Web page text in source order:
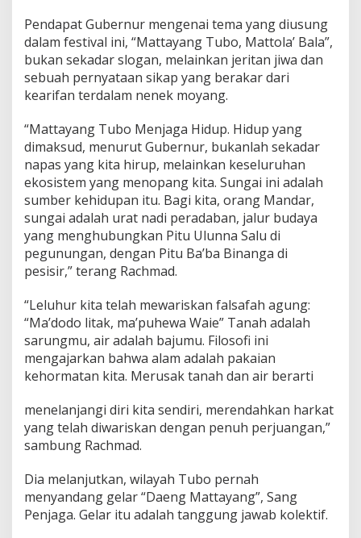
n
L
i
n
g
k
n
g
a
n
d
a
n
K
e
u
u
r
n
B
u
a
y
a
Pendapat Gubernur mengenai tema yang diusung
dalam festival ini, “Mattayang Tubo, Mattola’ Bala”,
bukan sekadar slogan, melainkan jeritan jiwa dan
sebuah pernyataan sikap yang berakar dari
kearifan terdalam nenek moyang.
“Mattayang Tubo Menjaga Hidup. Hidup yang
dimaksud, menurut Gubernur, bukanlah sekadar
napas yang kita hirup, melainkan keseluruhan
ekosistem yang menopang kita. Sungai ini adalah
sumber kehidupan itu. Bagi kita, orang Mandar,
sungai adalah urat nadi peradaban, jalur budaya
yang menghubungkan Pitu Ulunna Salu di
pegunungan, dengan Pitu Ba’ba Binanga di
pesisir,” terang Rachmad.
“Leluhur kita telah mewariskan falsafah agung:
“Ma’dodo litak, ma’puhewa Waie” Tanah adalah
sarungmu, air adalah bajumu. Filosofi ini
mengajarkan bahwa alam adalah pakaian
kehormatan kita. Merusak tanah dan air berarti
menelanjangi diri kita sendiri, merendahkan harkat
yang telah diwariskan dengan penuh perjuangan,”
sambung Rachmad.
Dia melanjutkan, wilayah Tubo pernah
menyandang gelar “Daeng Mattayang”, Sang
Penjaga. Gelar itu adalah tanggung jawab kolektif.